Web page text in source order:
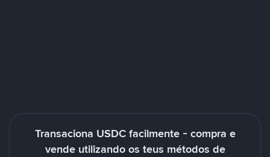
Transaciona USDC facilmente - compra e
vende utilizando os teus métodos de